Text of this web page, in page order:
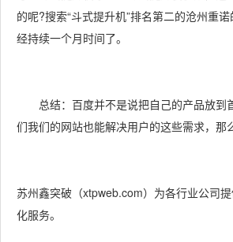
的呢?搜索“斗式提升机”排名第二的沧州重
经持续一个月时间了。
总结：百度并不是说把自己的产品放到
们我们的网站也能解决用户的这些需求，
苏州鑫突破（xtpweb.com）为各行业公司
化服务。